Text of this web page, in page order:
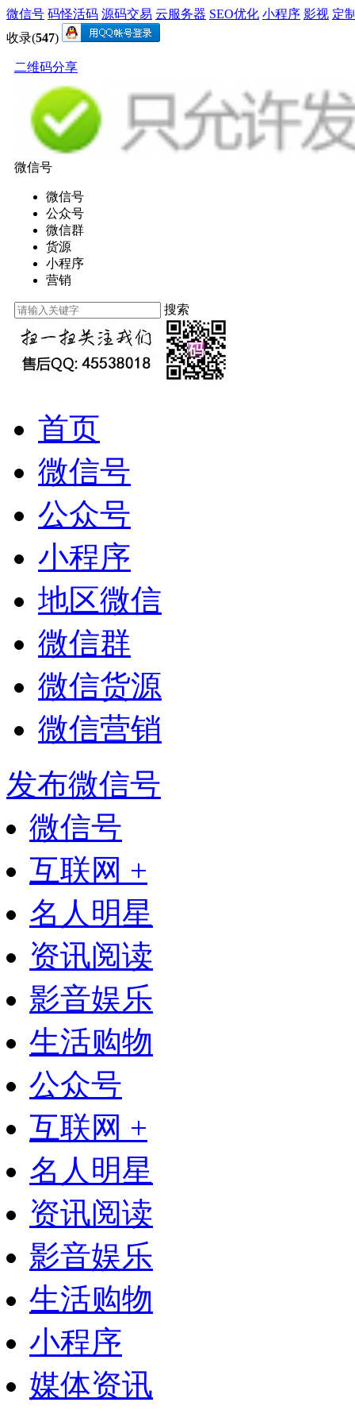
微信号 码怪活码 源码交易 云服务器 SEO优化 小程序 影视 定
收录(547)
二维码分享
微信号
微信号
公众号
微信群
货源
小程序
营销
搜索
首页
微信号
公众号
小程序
地区微信
微信群
微信货源
微信营销
发布微信号
微信号
互联网 +
名人明星
资讯阅读
影音娱乐
生活购物
公众号
互联网 +
名人明星
资讯阅读
影音娱乐
生活购物
小程序
媒体资讯